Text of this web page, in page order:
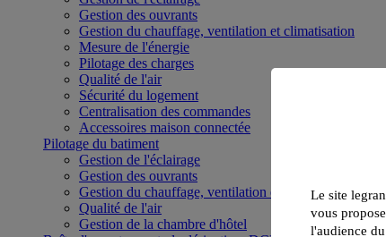
Gestion des ouvrants
Gestion du chauffage, ventilation et climatisation
Mesure de l'énergie
Pilotage des charges
Qualité de l'air
Sécurité du logement
Centralisation des commandes
Accessoires maison connectée
Pilotage du batiment
Gestion de l'éclairage
Gestion des ouvrants
Gestion du chauffage, ventilation et climatisation
Qualité de l'air
Gestion de la chambre d'hôtel
Le site
vous
l'audience